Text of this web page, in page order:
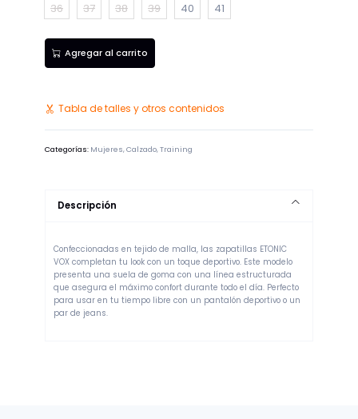
36 37 38 39 40 41
Agregar al carrito
Tabla de talles y otros contenidos
Categorías: Mujeres,Calzado,Training
Descripción
Confeccionadas en tejido de malla, las zapatillas ETONIC
VOX completan tu look con un toque deportivo. Este modelo
presenta una suela de goma con una línea estructurada
que asegura el máximo confort durante todo el día. Perfecto
para usar en tu tiempo libre con un pantalón deportivo o un
par de jeans.